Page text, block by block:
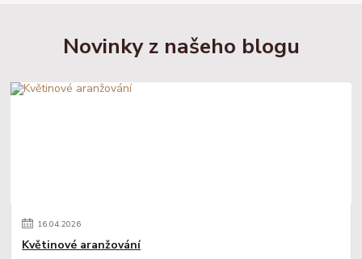
Novinky z našeho blogu
16.04.2026
Květinové aranžování